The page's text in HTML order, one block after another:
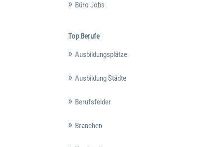
Büro Jobs
Top Berufe
Ausbildungsplätze
Ausbildung Städte
Berufsfelder
Branchen